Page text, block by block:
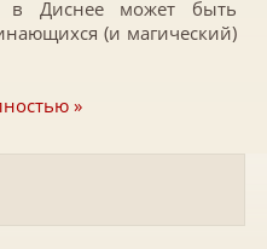
в Диснее может быть
(и магический)
»